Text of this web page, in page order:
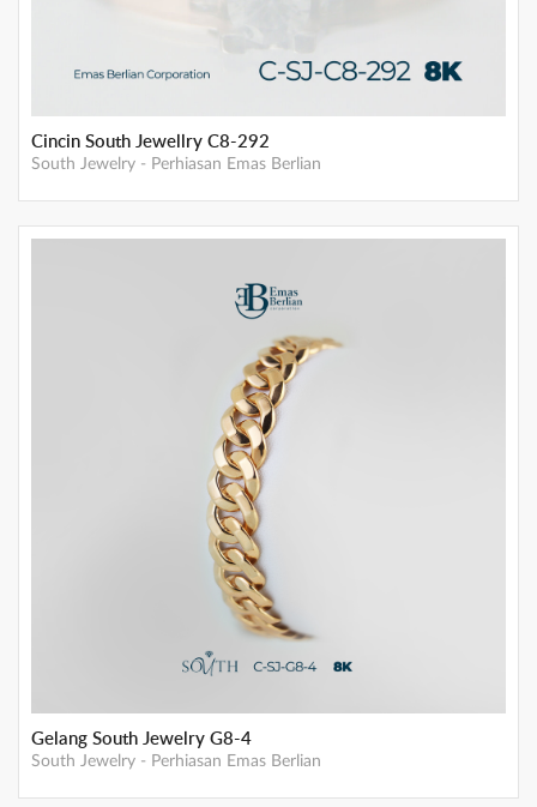
Cincin South Jewellry C8-292
South Jewelry - Perhiasan Emas Berlian
Gelang South Jewelry G8-4
South Jewelry - Perhiasan Emas Berlian